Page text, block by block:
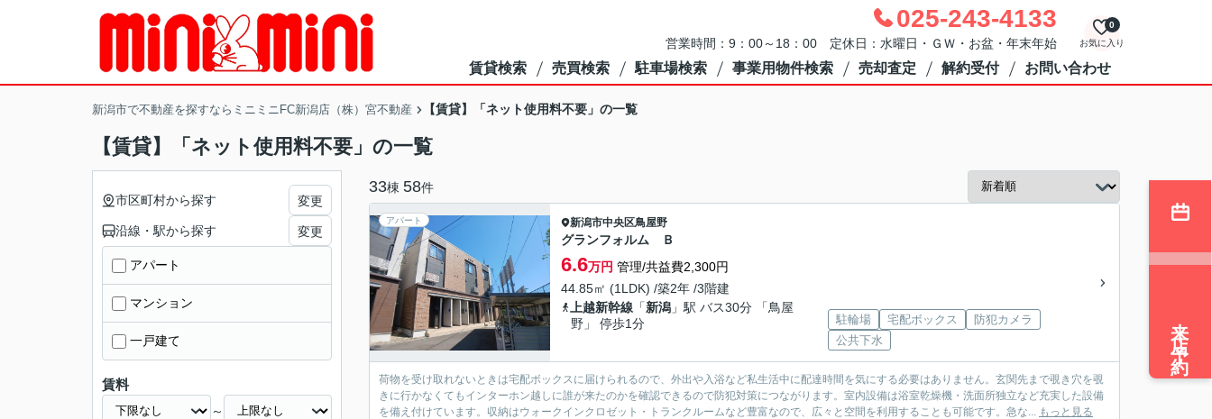
025-243-4133
営業時間：9：00～18：00 定休日：水曜日・ＧＷ・お盆・年末年始 お気に入り
0
賃貸検索 売買検索 駐車場検索 事業用物件検索 売却査定 解約受付 お問い合わせ
新潟市で不動産を探すならミニミニFC新潟店（株）宮不動産 【賃貸】「ネット使用料不要」の一覧
【賃貸】「ネット使用料不要」の一覧
33棟 58件
アパート 新潟市中央区鳥屋野
グランフォルム Ｂ
6.6万円 管理/共益費2,300円
44.85㎡ (1LDK) /築2年 /3階建
上越新幹線 「新潟 」駅 バス30分 「鳥屋
野」 停歩1分
駐輪場 宅配ボックス
防犯カメラ
公共下水
荷物を受け取れないときは宅配ボックスに届けられるので、外出や入浴など私生活中に配達時間を気にする必要はありません。玄関先まで覗き穴を覗
きに行かなくてもインターホン越しに誰が来たのかを確認できるので防犯対策につながります。室内設備は浴室乾燥機・洗面所独立など充実した設備
を備え付けています。収納はウォークインクロゼット・トランクルームなど豊富なので、広々と空間を利用することも可能です。急な... もっと見る
市区町村から探す 変更
沿線・駅から探す 変更
アパート
マンション
一戸建て
賃料
～
来店予約